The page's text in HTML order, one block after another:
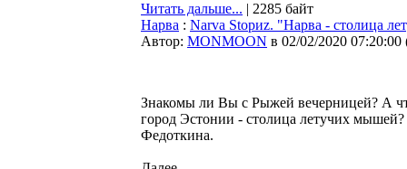
Читать дальше... | 2285 байт
Нарва : Narva Stoриz. "Нарва - столица
Автор: MONMOON в 02/02/2020 07:20:00
Знакомы ли Вы с Рыжей вечерницей? А
город Эстонии - столица летучих
Федоткина.